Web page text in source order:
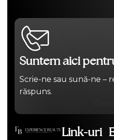
Suntem aici
Scrie-ne sau sună-ne –
răspuns.
Link-uri